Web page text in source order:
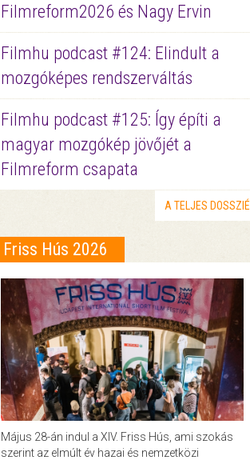
Filmreform2026 és Nagy Ervin
Filmhu podcast #124: Elindult a
mozgóképes rendszerváltás
Filmhu podcast #125: Így építi a
magyar mozgókép jövőjét a
Filmreform csapata
A TELJES DOSSZIÉ
Friss Hús 2026
Május 28-án indul a XIV. Friss Hús, ami szokás
szerint az elmúlt év hazai és nemzetközi